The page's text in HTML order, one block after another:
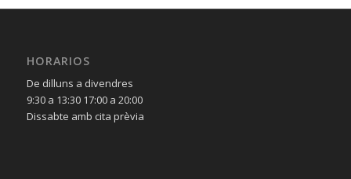
HORARIOS
De dilluns a divendres
9:30 a 13:30 17:00 a 20:00
Dissabte amb cita prèvia